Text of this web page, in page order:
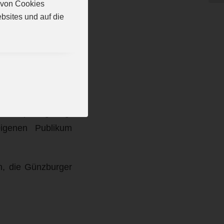
Cookies
und auf die
punkten kann.
Tanja Stoll und
Jürgen Kees die
es das einzige
Publikum
die Günzburger